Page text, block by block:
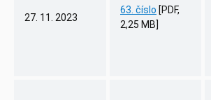
27. 11. 2023
63. číslo [PDF,
2,25 MB]